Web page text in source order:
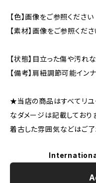
【色】画像をご参照ください
【素材】画像をご参照くださ
【状態】目立った傷や汚れ
【備考】肩紐調節可能イン
★当店の商品はすべてリユ
なダメージは記載しており
着古した雰囲気などはご了